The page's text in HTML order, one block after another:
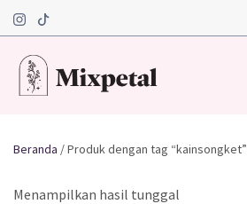
Beranda / Produk dengan tag “kainsongket”
Menampilkan hasil tunggal